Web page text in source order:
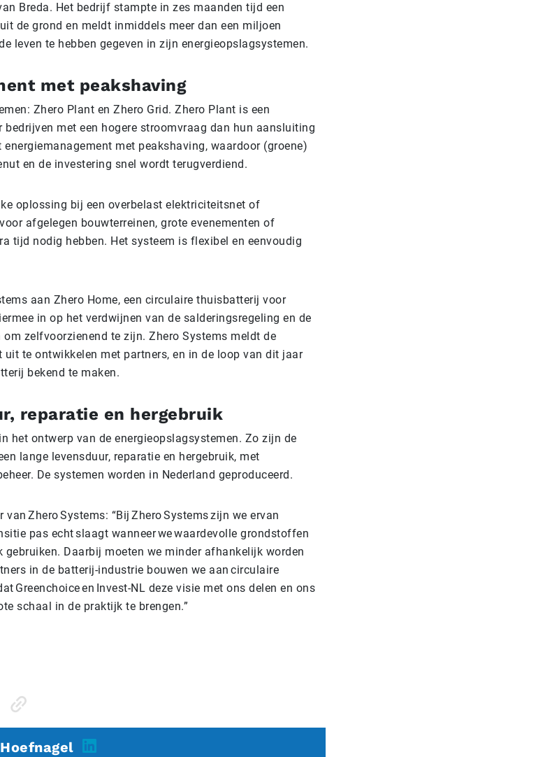
Breda. Het bedrijf stampte in zes maanden tijd een
de grond en meldt inmiddels meer dan een miljoen
leven te hebben gegeven in zijn energieopslagsystemen.
met peakshaving
Zhero Plant en Zhero Grid. Zhero Plant is een
met een hogere stroomvraag dan hun aansluiting
energiemanagement met peakshaving, waardoor (groene)
en de investering snel wordt terugverdiend.
oplossing bij een overbelast elektriciteitsnet of
afgelegen bouwterreinen, grote evenementen of
tijd nodig hebben. Het systeem is flexibel en eenvoudig
aan Zhero Home, een circulaire thuisbatterij voor
in op het verdwijnen van de salderingsregeling en de
om zelfvoorzienend te zijn. Zhero Systems meldt de
te ontwikkelen met partners, en in de loop van dit jaar
bekend te maken.
reparatie en hergebruik
het ontwerp van de energieopslagsystemen. Zo zijn de
lange levensduur, reparatie en hergebruik, met
De systemen worden in Nederland geproduceerd.
Zhero Systems: “Bij Zhero Systems zijn we ervan
pas echt slaagt wanneer we waardevolle grondstoffen
gebruiken. Daarbij moeten we minder afhankelijk worden
in de batterij-industrie bouwen we aan circulaire
Greenchoice en Invest-NL deze visie met ons delen en ons
schaal in de praktijk te brengen.”